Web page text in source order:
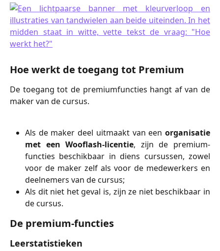
Hoe werkt de toegang tot Premium
De toegang tot de premiumfuncties hangt af van de
maker van de cursus.
Als de maker deel uitmaakt van een organisatie
met een Wooflash-licentie, zijn de premium-
functies beschikbaar in diens cursussen, zowel
voor de maker zelf als voor de medewerkers en
deelnemers van de cursus;
Als dit niet het geval is, zijn ze niet beschikbaar in
de cursus.
De premium-functies
Leerstatistieken